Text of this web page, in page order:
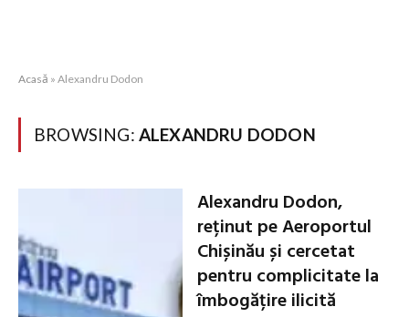
Acasă » Alexandru Dodon
BROWSING: ALEXANDRU DODON
Alexandru Dodon,
reținut pe Aeroportul
Chișinău și cercetat
pentru complicitate la
îmbogățire ilicită